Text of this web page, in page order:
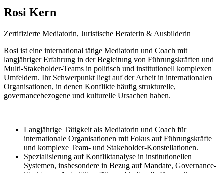
Rosi Kern
Zertifizierte Mediatorin, Juristische Beraterin & Ausbilderin
Rosi ist eine international tätige Mediatorin und Coach mit
langjähriger Erfahrung in der Begleitung von Führungskräften und
Multi-Stakeholder-Teams in politisch und institutionell komplexen
Umfeldern. Ihr Schwerpunkt liegt auf der Arbeit in internationalen
Organisationen, in denen Konflikte häufig strukturelle,
governancebezogene und kulturelle Ursachen haben.
Langjährige Tätigkeit als Mediatorin und Coach für
internationale Organisationen mit Fokus auf Führungskräfte
und komplexe Team- und Stakeholder-Konstellationen.
Spezialisierung auf Konfliktanalyse in institutionellen
Systemen, insbesondere in Bezug auf Mandate, Governance-